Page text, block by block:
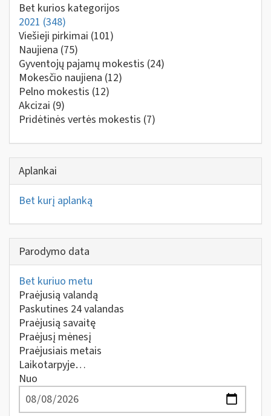
Bet kurios kategorijos
2021 (348)
Viešieji pirkimai (101)
Naujiena (75)
Gyventojų pajamų mokestis (24)
Mokesčio naujiena (12)
Pelno mokestis (12)
Akcizai (9)
Pridėtinės vertės mokestis (7)
Aplankai
Bet kurį aplanką
Parodymo data
Bet kuriuo metu
Praėjusią valandą
Paskutines 24 valandas
Praėjusią savaitę
Praėjusį mėnesį
Praėjusiais metais
Laikotarpyje…
Nuo